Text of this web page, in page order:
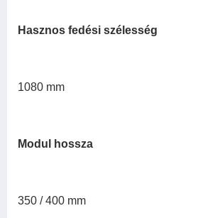
Hasznos fedési szélesség
1080 mm
Modul hossza
350 / 400 mm